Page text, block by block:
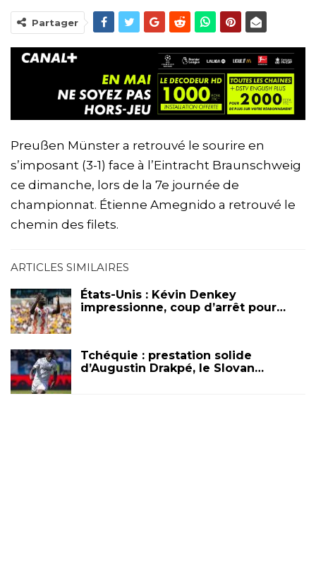
Partager
Preußen Münster a retrouvé le sourire en
s’imposant (3-1) face à l’Eintracht Braunschweig
ce dimanche, lors de la 7e journée de
championnat. Étienne Amegnido a retrouvé le
chemin des filets.
ARTICLES SIMILAIRES
États-Unis : Kévin Denkey
impressionne, coup d’arrêt pour…
Tchéquie : prestation solide
d’Augustin Drakpé, le Slovan…